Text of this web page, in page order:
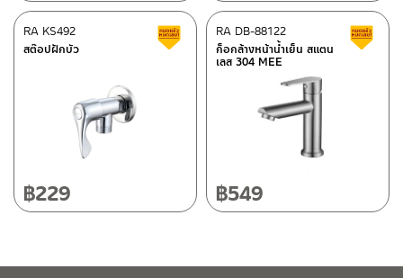
ศูนย์บริการและอะไหล่ เชียงใหม่
118/33 โครงการอรสิริน ม.8 ต.สันปูเลย อ.ดอยสะเก็ด เชียงใหม่
โทร: 080-075-2626
วันและเวลาทำการ
วันจันทร์ – วันศุกร์ เวลา 8:30-17:30 น.
วันเสาร์ เวลา 8:30-15:00 น.
ติดต่อ ชาญไพบูลย์ / Contact Us
สต๊อปฝักบัว
RA KS492 สินค้าลดราคา เคลียร์สต็อก
฿229
ก็อกล้างหน้าน้ำเย็น สแตน
เลส 304 MEE
RA DB-88122
฿549